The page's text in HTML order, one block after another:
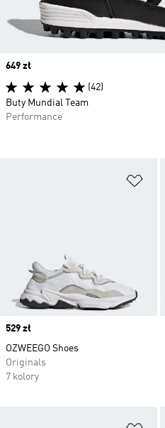
Price
529 zł
OZWEEGO Shoes
Originals
7 kolory
Price
649 zł
(42)
Buty Mundial Team
Performance